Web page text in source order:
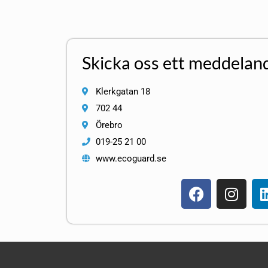
Skicka oss ett
Klerkgatan 18
702 44
Örebro
019-25 21 00
www.ecoguard.se